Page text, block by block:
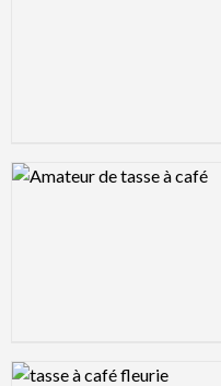
Logo Preview Image
Logo Preview Image